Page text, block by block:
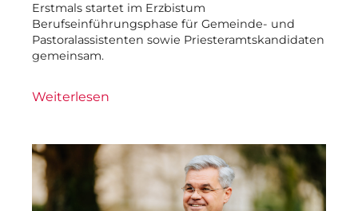
Erstmals startet im Erzbistum
Berufseinführungsphase für Gemeinde- und
Pastoralassistenten sowie Priesteramtskandidaten
gemeinsam.
Weiterlesen